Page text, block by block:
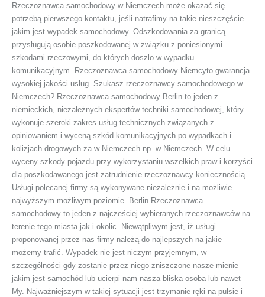
Rzeczoznawca samochodowy w Niemczech może okazać się
potrzebą pierwszego kontaktu, jeśli natrafimy na takie nieszczęście
jakim jest wypadek samochodowy. Odszkodowania za granicą
przysługują osobie poszkodowanej w związku z poniesionymi
szkodami rzeczowymi, do których doszlo w wypadku
komunikacyjnym. Rzeczoznawca samochodowy Niemcyto gwarancja
wysokiej jakości usług. Szukasz rzeczoznawcy samochodowego w
Niemczech? Rzeczoznawca samochodowy Berlin to jeden z
niemieckich, niezależnych ekspertów techniki samochodowej, który
wykonuje szeroki zakres usług technicznych związanych z
opiniowaniem i wyceną szkód komunikacyjnych po wypadkach i
kolizjach drogowych za w Niemczech np. w Niemczech. W celu
wyceny szkody pojazdu przy wykorzystaniu wszelkich praw i korzyści
dla poszkodawanego jest zatrudnienie rzeczoznawcy koniecznością.
Usługi polecanej firmy są wykonywane niezależnie i na możliwie
najwyższym możliwym poziomie. Berlin Rzeczoznawca
samochodowy to jeden z najcześciej wybieranych rzeczoznawców na
terenie tego miasta jak i okolic. Niewątpliwym jest, iż usługi
proponowanej przez nas firmy należą do najlepszych na jakie
możemy trafić. Wypadek nie jest niczym przyjemnym, w
szczególności gdy zostanie przez niego zniszczone nasze mienie
jakim jest samochód lub ucierpi nam nasza bliska osoba lub nawet
My. Najważniejszym w takiej sytuacji jest trzymanie ręki na pulsie i